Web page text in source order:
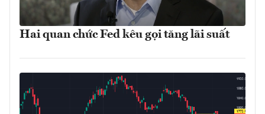
Hai quan chức Fed kêu gọi tăng lãi suất